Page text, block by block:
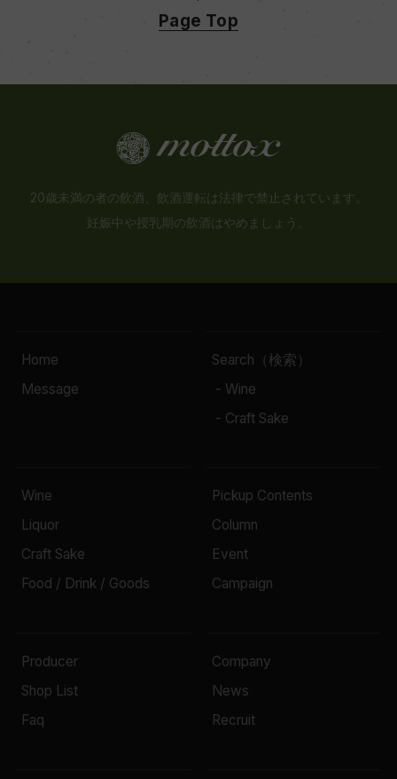
Page Top
20歳未満の者の飲酒、飲酒運転は法律で禁止されています。
妊娠中や授乳期の飲酒はやめましょう。
Home
Message
Search（検索）
- Wine
- Craft Sake
Wine
Liquor
Craft Sake
Food / Drink / Goods
Pickup Contents
Column
Event
Campaign
Producer
Shop List
Faq
Company
News
Recruit